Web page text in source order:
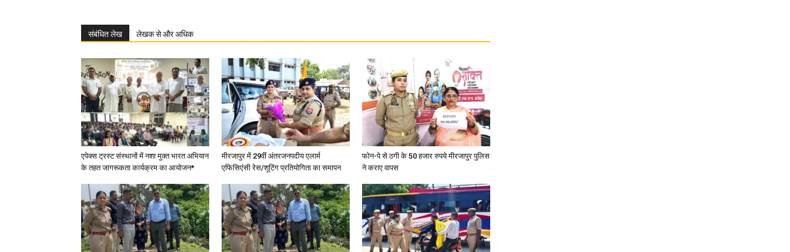
News
Paper
संबंधित लेख लेखक से और अधिक
एपेक्स ट्रस्ट संस्थानों में नशा मुक्त भारत अभियान
के तहत जागरूकता कार्यक्रम का आयोजन*
मीरजापुर में 29वीं अंतरजनपदीय एलार्म
एफिसिएंसी रेस/शूटिंग प्रतियोगिता का समापन
फोन-पे से ठगी के 50 हजार रुपये मीरजापुर पुलिस
ने कराए वापस